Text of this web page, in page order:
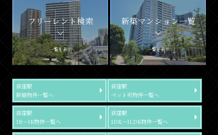
フリーレント検索
一覧を表示
新築マンション一覧
一覧を表示
荻窪駅
新築物件一覧へ
荻窪駅
ペット可物件一覧へ
荻窪駅
1R～1K物件一覧へ
荻窪駅
1DK～1LDK物件一覧へ